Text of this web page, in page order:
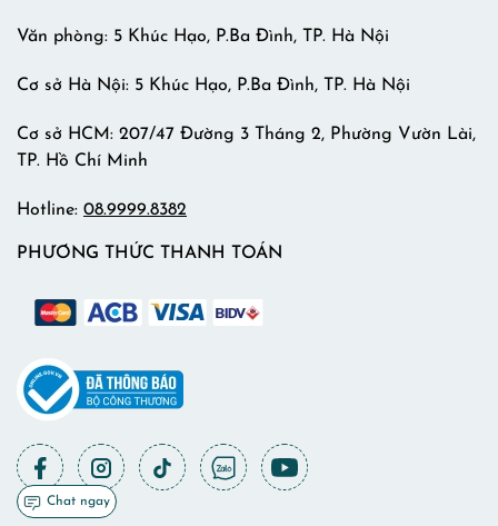
Văn phòng: 5 Khúc Hạo, P.Ba Đình, TP. Hà Nội
Cơ sở Hà Nội: 5 Khúc Hạo, P.Ba Đình, TP. Hà Nội
Cơ sở HCM: 207/47 Đường 3 Tháng 2, Phường Vườn Lài,
TP. Hồ Chí Minh
Hotline: 08.9999.8382
PHƯƠNG THỨC THANH TOÁN
Chat ngay